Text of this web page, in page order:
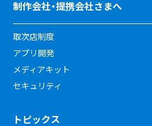
制作会社・提携会社さまへ
取次店制度
アプリ開発
メディアキット
セキュリティ
トピックス